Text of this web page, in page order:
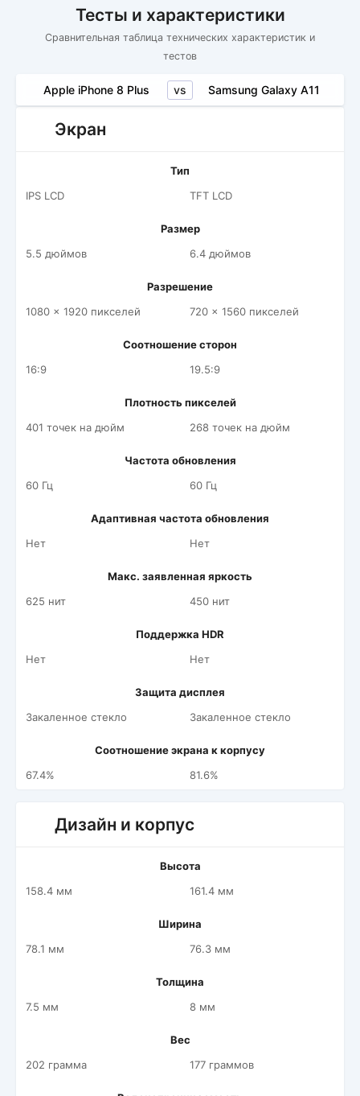
Тесты и характеристики
Сравнительная таблица технических характеристик и
тестов
Apple iPhone 8 Plus vs Samsung Galaxy A11
Экран
Тип
IPS LCD
TFT LCD
Размер
5.5 дюймов
6.4 дюймов
Разрешение
1080 x 1920 пикселей
720 x 1560 пикселей
Соотношение сторон
16:9
19.5:9
Плотность пикселей
401 точек на дюйм
268 точек на дюйм
Частота обновления
60 Гц
60 Гц
Адаптивная частота обновления
Нет
Нет
Макс. заявленная яркость
625 нит
450 нит
Поддержка HDR
Нет
Нет
Защита дисплея
Закаленное стекло
Закаленное стекло
Соотношение экрана к корпусу
67.4%
81.6%
Дизайн и корпус
Высота
158.4 мм
161.4 мм
Ширина
78.1 мм
76.3 мм
Толщина
7.5 мм
8 мм
Вес
202 грамма
177 граммов